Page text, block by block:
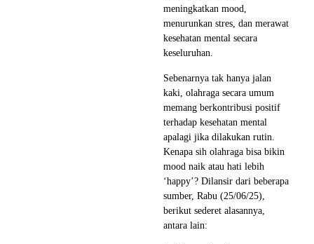
meningkatkan mood,
menurunkan stres, dan merawat
kesehatan mental secara
keseluruhan.
Sebenarnya tak hanya jalan
kaki, olahraga secara umum
memang berkontribusi positif
terhadap kesehatan mental
apalagi jika dilakukan rutin.
Kenapa sih olahraga bisa bikin
mood naik atau hati lebih
‘happy’? Dilansir dari beberapa
sumber, Rabu (25/06/25),
berikut sederet alasannya,
antara lain: